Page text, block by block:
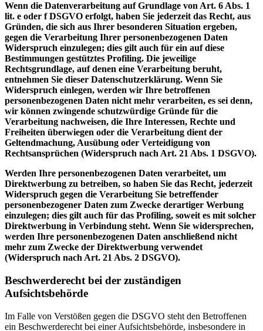
Wenn die Datenverarbeitung auf Grundlage von Art. 6 Abs. 1
lit. e oder f DSGVO erfolgt, haben Sie jederzeit das Recht, aus
Gründen, die sich aus Ihrer besonderen Situation ergeben,
gegen die Verarbeitung Ihrer personenbezogenen Daten
Widerspruch einzulegen; dies gilt auch für ein auf diese
Bestimmungen gestütztes Profiling. Die jeweilige
Rechtsgrundlage, auf denen eine Verarbeitung beruht,
entnehmen Sie dieser Datenschutzerklärung. Wenn Sie
Widerspruch einlegen, werden wir Ihre betroffenen
personenbezogenen Daten nicht mehr verarbeiten, es sei denn,
wir können zwingende schutzwürdige Gründe für die
Verarbeitung nachweisen, die Ihre Interessen, Rechte und
Freiheiten überwiegen oder die Verarbeitung dient der
Geltendmachung, Ausübung oder Verteidigung von
Rechtsansprüchen (Widerspruch nach Art. 21 Abs. 1 DSGVO).
Werden Ihre personenbezogenen Daten verarbeitet, um
Direktwerbung zu betreiben, so haben Sie das Recht, jederzeit
Widerspruch gegen die Verarbeitung Sie betreffender
personenbezogener Daten zum Zwecke derartiger Werbung
einzulegen; dies gilt auch für das Profiling, soweit es mit solcher
Direktwerbung in Verbindung steht. Wenn Sie widersprechen,
werden Ihre personenbezogenen Daten anschließend nicht
mehr zum Zwecke der Direktwerbung verwendet
(Widerspruch nach Art. 21 Abs. 2 DSGVO).
Beschwerderecht bei der zuständigen
Aufsichtsbehörde
Im Falle von Verstößen gegen die DSGVO steht den Betroffenen
ein Beschwerderecht bei einer Aufsichtsbehörde, insbesondere in